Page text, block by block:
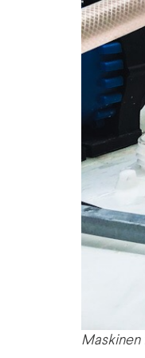
Maskinen